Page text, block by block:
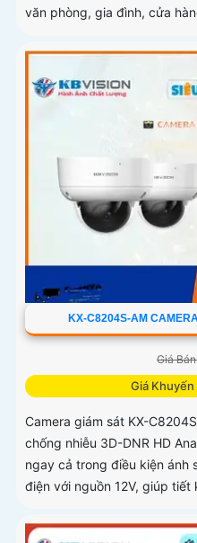
văn phòng, gia đình, cửa
KX-C8204S-AM
Giá
Giá Khuyến
Camera giám sát KX-
chống nhiễu 3D-DNR HD
ngay cả trong điều kiện ánh
điện với nguồn 12V, giúp tiết